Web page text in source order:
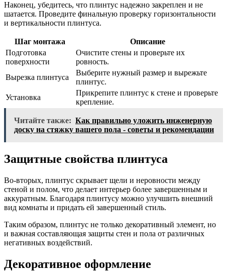
Наконец, убедитесь, что плинтус надежно закреплен и не
шатается. Проведите финальную проверку горизонтальности
и вертикальности плинтуса.
Шаг монтажа
Описание
Подготовка
поверхности
Очистите стены и проверьте их
ровность.
Вырезка плинтуса
Выберите нужный размер и вырежьте
плинтус.
Установка
Прикрепите плинтус к стене и проверьте
крепление.
Читайте также: Как правильно уложить инженерную
доску на стяжку вашего пола - советы и рекомендации
Защитные свойства плинтуса
Во-вторых, плинтус скрывает щели и неровности между
стеной и полом, что делает интерьер более завершенным и
аккуратным. Благодаря плинтусу можно улучшить внешний
вид комнаты и придать ей завершенный стиль.
Таким образом, плинтус не только декоративный элемент, но
и важная составляющая защиты стен и пола от различных
негативных воздействий.
Декоративное оформление